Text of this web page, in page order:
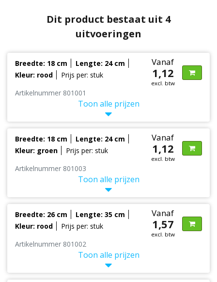
Dit product bestaat uit 4
uitvoeringen
Breedte: 18 cm
Lengte: 24 cm
Kleur: rood
Prijs per: stuk
Vanaf
1,12
excl. btw
Artikelnummer 801001
Toon alle prijzen
Breedte: 18 cm
Lengte: 24 cm
Kleur: groen
Prijs per: stuk
Vanaf
1,12
excl. btw
Artikelnummer 801003
Toon alle prijzen
Breedte: 26 cm
Lengte: 35 cm
Kleur: rood
Prijs per: stuk
Vanaf
1,57
excl. btw
Artikelnummer 801002
Toon alle prijzen